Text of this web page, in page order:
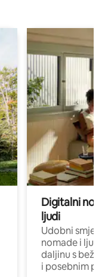
Digitalni
ljudi
Udobni
nomade i ljude
daljinu s
i posebnim